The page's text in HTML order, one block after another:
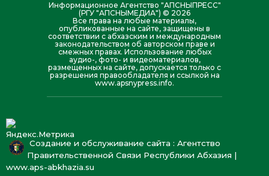
Информационное Агентство "АПСНЫПРЕСС"
(РГУ "АПСНЫМЕДИА") © 2026
Все права на любые материалы,
опубликованные на сайте, защищены в
соответствии с абхазским и международным
законодательством об авторском праве и
смежных правах. Использование любых
аудио-, фото- и видеоматериалов,
размещенных на сайте, допускается только с
разрешения правообладателя и ссылкой на
www.apsnypress.info.
Создание и обслуживание сайта : Агентство
Правительственной Связи Республики Абхазия |
www.aps-abkhazia.su